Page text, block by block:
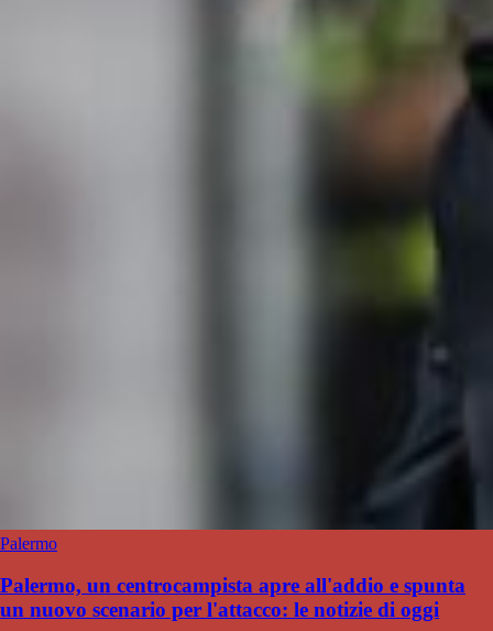
Palermo
Palermo, un centrocampista apre all'addio e spunta
un nuovo scenario per l'attacco: le notizie di oggi